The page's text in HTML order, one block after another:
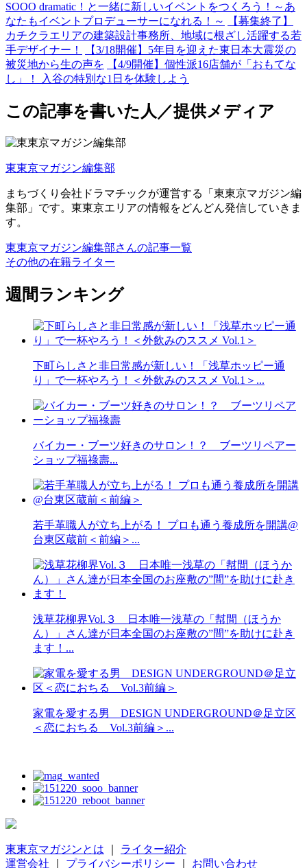
SOOO dramatic！と一緒に新しいイベントをつくろう！～あ
なたもイベントプロデューサーになれる！～
【募集終了】
カチクラエリアの建築設計事務所、地域に根ざし活躍する若
手デザイナー！
【3/18開催】5年目を迎えた東日本大震災の
被災地から生の声を
【4/9開催】個性派16店舗が「おもてな
し」！ 入谷の特別な1日を体験しよう
この記事を書いた人／提供メディア
東東京マガジン編集部
まちづくり会社ドラマチックが運営する「東東京マガジン編
集部」です。東東京エリアの情報をどんどん発信していきま
す。
東東京マガジン編集部さんの記事一覧
その他の在籍ライター
週間ランキング
下町らしさと非日常感が新しい！「浅草ホッピー通
り」で一杯やろう！＜外飲みのススメ Vol.1＞...
バイカー・ブーツ好きのサロン！？ ブーツリペアー
ショップ福祿壽...
若手革職人が立ち上がる！ プロも通う養成所を開講@
台東区蔵前＜前編＞...
浅草花柳界Vol.３ 日本唯一浅草の「幇間（ほうか
ん）」さん達が日本全国のお座敷の”間”を助けに赴き
ます！...
家電を愛する男 DESIGN UNDERGROUND＠足立区
＜恋におちる Vol.3前編＞...
東東京マガジンとは
ライター紹介
運営会社
プライバシーポリシー お問い合わせ